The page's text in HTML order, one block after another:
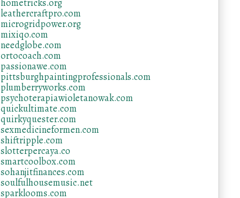
hometricks.org
leathercraftpro.com
microgridpower.org
mixiqo.com
needglobe.com
ortocoach.com
passionawe.com
pittsburghpaintingprofessionals.com
plumberryworks.com
psychoterapiawioletanowak.com
quickultimate.com
quirkyquester.com
sexmedicineformen.com
shiftripple.com
slotterpercaya.co
smartcoolbox.com
sohanjitfinances.com
soulfulhousemusic.net
sparklooms.com